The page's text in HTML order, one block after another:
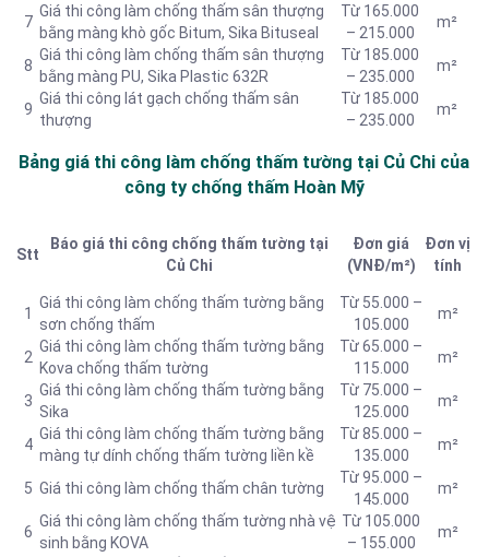
7
Giá thi công làm chống thấm sân thượng
bằng màng khò gốc Bitum, Sika Bituseal
Từ 165.000
– 215.000
m²
8
Giá thi công làm chống thấm sân thượng
bằng màng PU, Sika Plastic 632R
Từ 185.000
– 235.000
m²
9
Giá thi công lát gạch chống thấm sân
thượng
Từ 185.000
– 235.000
m²
Bảng giá thi công làm chống thấm tường tại Củ Chi của
công ty chống thấm Hoàn Mỹ
Stt
Báo giá thi công chống thấm tường tại
Củ Chi
Đơn giá
(VNĐ/m²)
Đơn vị
tính
1
Giá thi công làm chống thấm tường bằng
sơn chống thấm
Từ 55.000 –
105.000
m²
2
Giá thi công làm chống thấm tường bằng
Kova chống thấm tường
Từ 65.000 –
115.000
m²
3
Giá thi công làm chống thấm tường bằng
Sika
Từ 75.000 –
125.000
m²
4
Giá thi công làm chống thấm tường bằng
màng tự dính chống thấm tường liền kề
Từ 85.000 –
135.000
m²
5 Giá thi công làm chống thấm chân tường
Từ 95.000 –
145.000
m²
6
Giá thi công làm chống thấm tường nhà vệ
sinh bằng KOVA
Từ 105.000
– 155.000
m²